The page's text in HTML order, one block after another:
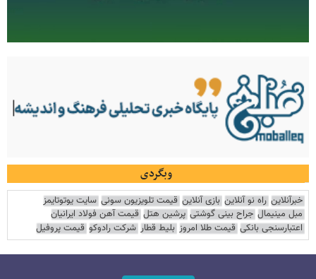
وبگردی
خبرآنلاین راه نو آنلاین بازی آنلاین قیمت تلویزیون سونی سایت یوتوتایمز
مبل مینیمال جراح بینی گوشتی پرشین هتل قیمت آهن فولاد ایرانیان
اعتبارسنجی بانکی قیمت طلا امروز بلیط قطار شرکت رادوکو قیمت پروفیل